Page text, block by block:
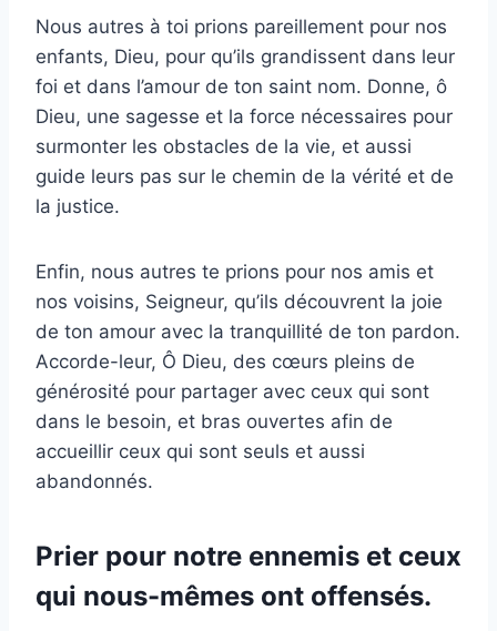
Nous autres à toi prions pareillement pour nos
enfants, Dieu, pour qu’ils grandissent dans leur
foi et dans l’amour de ton saint nom. Donne, ô
Dieu, une sagesse et la force nécessaires pour
surmonter les obstacles de la vie, et aussi
guide leurs pas sur le chemin de la vérité et de
la justice.
Enfin, nous autres te prions pour nos amis et
nos voisins, Seigneur, qu’ils découvrent la joie
de ton amour avec la tranquillité de ton pardon.
Accorde-leur, Ô Dieu, des cœurs pleins de
générosité pour partager avec ceux qui sont
dans le besoin, et bras ouvertes afin de
accueillir ceux qui sont seuls et aussi
abandonnés.
Prier pour notre ennemis et ceux
qui nous-mêmes ont offensés.